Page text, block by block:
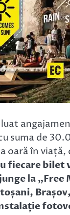
suma de
oară în
fiecare
la